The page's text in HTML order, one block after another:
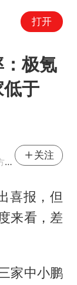
打开
极氪
于
关注
喜报，但
来看，差
家中小鹏